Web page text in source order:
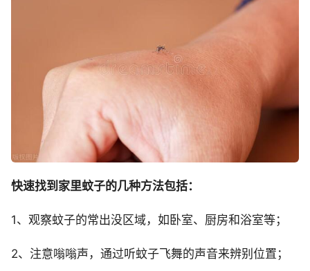
快速找到家里蚊子的几种方法包括：
1、观察蚊子的常出没区域，如卧室、厨房和浴室等；
2、注意嗡嗡声，通过听蚊子飞舞的声音来辨别位置；